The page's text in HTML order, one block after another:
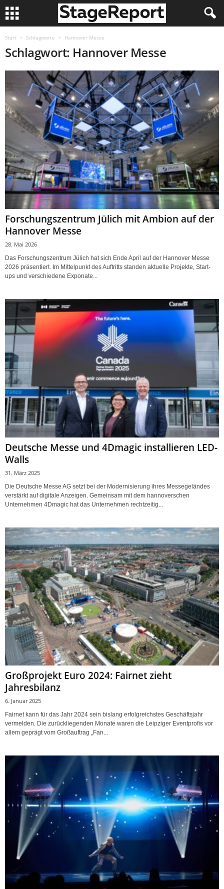
Start Schlagworte Hannover Messe
Schlagwort: Hannover Messe
Forschungszentrum Jülich mit Ambion auf der
Hannover Messe
28. Mai 2026
Das Forschungszentrum Jülich hat sich Ende April auf der Hannover Messe
2026 präsentiert. Im Mittelpunkt des Auftritts standen aktuelle Projekte, Start-
ups und verschiedene Exponate...
Deutsche Messe und 4Dmagic installieren LED-
Walls
31. März 2025
Die Deutsche Messe AG setzt bei der Modernisierung ihres Messegeländes
verstärkt auf digitale Anzeigen. Gemeinsam mit dem hannoverschen
Unternehmen 4Dmagic hat das Unternehmen rechtzeitig...
Großprojekt Euro 2024: Fairnet zieht
Jahresbilanz
6. Januar 2025
Fairnet kann für das Jahr 2024 sein bislang erfolgreichstes Geschäftsjahr
vermelden. Die zurückliegenden Monate waren die Leipziger Eventprofis vor
allem geprägt vom Großauftrag „Fan...